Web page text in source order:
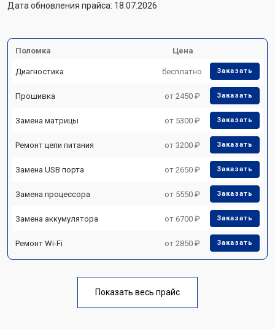
Дата обновления прайса: 18.07.2026
Поломка Цена
Диагностика бесплатно Заказать
Прошивка от 2450 ₽ Заказать
Замена матрицы от 5300 ₽ Заказать
Ремонт цепи питания от 3200 ₽ Заказать
Замена USB порта от 2650 ₽ Заказать
Замена процессора от 5550 ₽ Заказать
Замена аккумулятора от 6700 ₽ Заказать
Ремонт Wi-Fi от 2850 ₽ Заказать
Показать весь прайс